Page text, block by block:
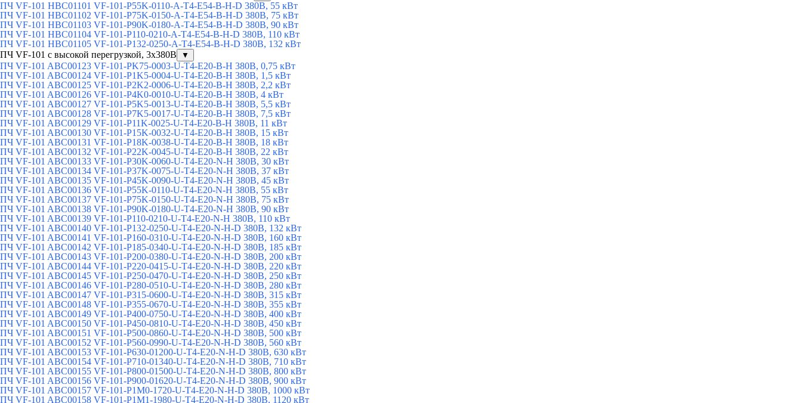
ПЧ VF-101 HBC01101 VF-101-P55K-0110-A-T4-E54-B-H-D 380В, 55 кВт
ПЧ VF-101 HBC01102 VF-101-P75K-0150-A-T4-E54-B-H-D 380В, 75 кВт
ПЧ VF-101 HBC01103 VF-101-P90K-0180-A-T4-E54-B-H-D 380В, 90 кВт
ПЧ VF-101 HBC01104 VF-101-P110-0210-A-T4-E54-B-H-D 380В, 110 кВт
ПЧ VF-101 HBC01105 VF-101-P132-0250-A-T4-E54-B-H-D 380В, 132 кВт
ПЧ VF-101 с высокой перегрузкой, 3x380В
▼
ПЧ VF-101 ABC00123 VF-101-PK75-0003-U-T4-E20-B-H 380В, 0,75 кВт
ПЧ VF-101 ABC00124 VF-101-P1K5-0004-U-T4-E20-B-H 380В, 1,5 кВт
ПЧ VF-101 ABC00125 VF-101-P2K2-0006-U-T4-E20-B-H 380В, 2,2 кВт
ПЧ VF-101 ABC00126 VF-101-P4K0-0010-U-T4-E20-B-H 380В, 4 кВт
ПЧ VF-101 ABC00127 VF-101-P5K5-0013-U-T4-E20-B-H 380В, 5,5 кВт
ПЧ VF-101 ABC00128 VF-101-P7K5-0017-U-T4-E20-B-H 380В, 7,5 кВт
ПЧ VF-101 ABC00129 VF-101-P11K-0025-U-T4-E20-B-H 380В, 11 кВт
ПЧ VF-101 ABC00130 VF-101-P15K-0032-U-T4-E20-B-H 380В, 15 кВт
ПЧ VF-101 ABC00131 VF-101-P18K-0038-U-T4-E20-B-H 380В, 18 кВт
ПЧ VF-101 ABC00132 VF-101-P22K-0045-U-T4-E20-B-H 380В, 22 кВт
ПЧ VF-101 ABC00133 VF-101-P30K-0060-U-T4-E20-N-H 380В, 30 кВт
ПЧ VF-101 ABC00134 VF-101-P37K-0075-U-T4-E20-N-H 380В, 37 кВт
ПЧ VF-101 ABC00135 VF-101-P45K-0090-U-T4-E20-N-H 380В, 45 кВт
ПЧ VF-101 ABC00136 VF-101-P55K-0110-U-T4-E20-N-H 380В, 55 кВт
ПЧ VF-101 ABC00137 VF-101-P75K-0150-U-T4-E20-N-H 380В, 75 кВт
ПЧ VF-101 ABC00138 VF-101-P90K-0180-U-T4-E20-N-H 380В, 90 кВт
ПЧ VF-101 ABC00139 VF-101-P110-0210-U-T4-E20-N-H 380В, 110 кВт
ПЧ VF-101 ABC00140 VF-101-P132-0250-U-T4-E20-N-H-D 380В, 132 кВт
ПЧ VF-101 ABC00141 VF-101-P160-0310-U-T4-E20-N-H-D 380В, 160 кВт
ПЧ VF-101 ABC00142 VF-101-P185-0340-U-T4-E20-N-H-D 380В, 185 кВт
ПЧ VF-101 ABC00143 VF-101-P200-0380-U-T4-E20-N-H-D 380В, 200 кВт
ПЧ VF-101 ABC00144 VF-101-P220-0415-U-T4-E20-N-H-D 380В, 220 кВт
ПЧ VF-101 ABC00145 VF-101-P250-0470-U-T4-E20-N-H-D 380В, 250 кВт
ПЧ VF-101 ABC00146 VF-101-P280-0510-U-T4-E20-N-H-D 380В, 280 кВт
ПЧ VF-101 ABC00147 VF-101-P315-0600-U-T4-E20-N-H-D 380В, 315 кВт
ПЧ VF-101 ABC00148 VF-101-P355-0670-U-T4-E20-N-H-D 380В, 355 кВт
ПЧ VF-101 ABC00149 VF-101-P400-0750-U-T4-E20-N-H-D 380В, 400 кВт
ПЧ VF-101 ABC00150 VF-101-P450-0810-U-T4-E20-N-H-D 380В, 450 кВт
ПЧ VF-101 ABC00151 VF-101-P500-0860-U-T4-E20-N-H-D 380В, 500 кВт
ПЧ VF-101 ABC00152 VF-101-P560-0990-U-T4-E20-N-H-D 380В, 560 кВт
ПЧ VF-101 ABC00153 VF-101-P630-01200-U-T4-E20-N-H-D 380В, 630 кВт
ПЧ VF-101 ABC00154 VF-101-P710-01340-U-T4-E20-N-H-D 380В, 710 кВт
ПЧ VF-101 ABC00155 VF-101-P800-01500-U-T4-E20-N-H-D 380В, 800 кВт
ПЧ VF-101 ABC00156 VF-101-P900-01620-U-T4-E20-N-H-D 380В, 900 кВт
ПЧ VF-101 ABC00157 VF-101-P1M0-1720-U-T4-E20-N-H-D 380В, 1000 кВт
ПЧ VF-101 ABC00158 VF-101-P1M1-1980-U-T4-E20-N-H-D 380В, 1120 кВт